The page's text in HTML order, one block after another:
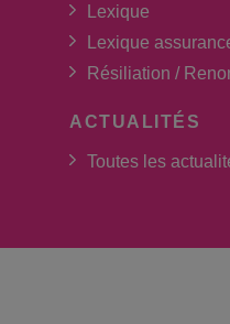
Lexique
Lexique
Résiliation /
ACTUALITÉS
Toutes les